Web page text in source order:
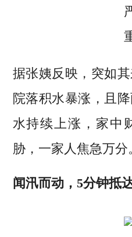
据张姨反映，突如
院落积水暴涨，且
水持续上涨，家中
胁，一家人焦急万分
闻汛而动，5分钟抵